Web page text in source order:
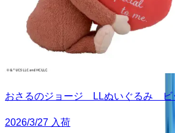
おさるのジョージ LLぬいぐるみ
2026/3/27 入荷